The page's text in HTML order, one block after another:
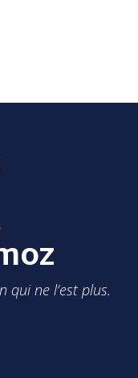
qui ne l’est plus.